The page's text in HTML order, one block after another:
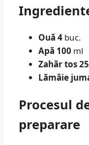
Ouă 4 buc.
Apă 100 ml
Zahăr tos
Lămâie
Procesul
preparare